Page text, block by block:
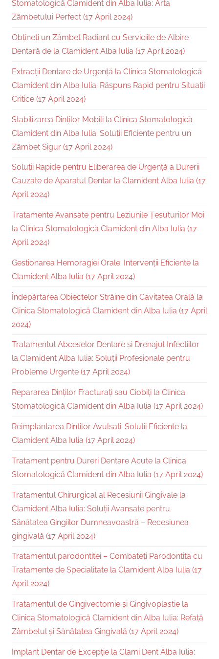
Stomatologică Clamident din Alba Iulia: Arta
Zâmbetului Perfect (17 April 2024)
Obțineți un Zâmbet Radiant cu Serviciile de Albire
Dentară de la Clamident Alba Iulia (17 April 2024)
Extracții Dentare de Urgență la Clinica Stomatologică
Clamident din Alba Iulia: Răspuns Rapid pentru Situații
Critice (17 April 2024)
Stabilizarea Dinților Mobili la Clinica Stomatologică
Clamident din Alba Iulia: Soluții Eficiente pentru un
Zâmbet Sigur (17 April 2024)
Soluții Rapide pentru Eliberarea de Urgență a Durerii
Cauzate de Aparatul Dentar la Clamident Alba Iulia (17
April 2024)
Tratamente Avansate pentru Leziunile Țesuturilor Moi
la Clinica Stomatologică Clamident din Alba Iulia (17
April 2024)
Gestionarea Hemoragiei Orale: Intervenții Eficiente la
Clamident Alba Iulia (17 April 2024)
Îndepărtarea Obiectelor Străine din Cavitatea Orală la
Clinica Stomatologică Clamident din Alba Iulia (17 April
2024)
Tratamentul Abceselor Dentare și Drenajul Infecțiilor
la Clamident Alba Iulia: Soluții Profesionale pentru
Probleme Urgente (17 April 2024)
Repararea Dinților Fracturați sau Ciobiți la Clinica
Stomatologică Clamident din Alba Iulia (17 April 2024)
Reimplantarea Dintilor Avulsați: Soluții Eficiente la
Clamident Alba Iulia (17 April 2024)
Tratament pentru Dureri Dentare Acute la Clinica
Stomatologică Clamident din Alba Iulia (17 April 2024)
Tratamentul Chirurgical al Recesiunii Gingivale la
Clamident Alba Iulia: Soluții Avansate pentru
Sănătatea Gingiilor Dumneavoastră – Recesiunea
gingivală (17 April 2024)
Tratamentul parodontitei – Combateți Parodontita cu
Tratamente de Specialitate la Clamident Alba Iulia (17
April 2024)
Tratamentul de Gingivectomie și Gingivoplastie la
Clinica Stomatologică Clamident din Alba Iulia: Refață
Zâmbetul și Sănătatea Gingivală (17 April 2024)
Implant Dentar de Excepție la Clami Dent Alba Iulia: